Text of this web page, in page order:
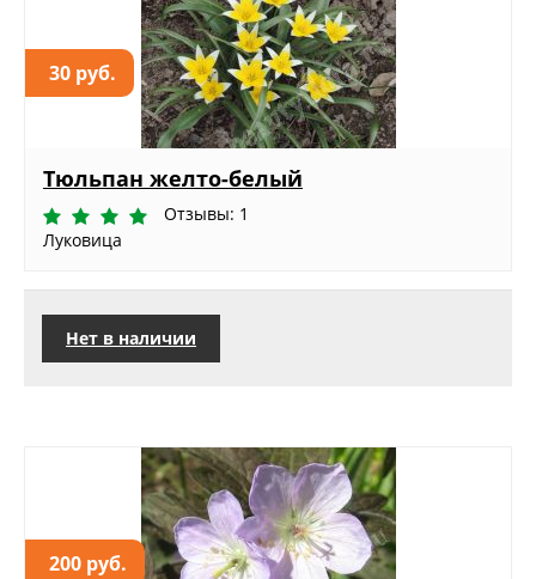
30 руб.
Тюльпан желто-белый
Отзывы: 1
Луковица
Нет в наличии
200 руб.